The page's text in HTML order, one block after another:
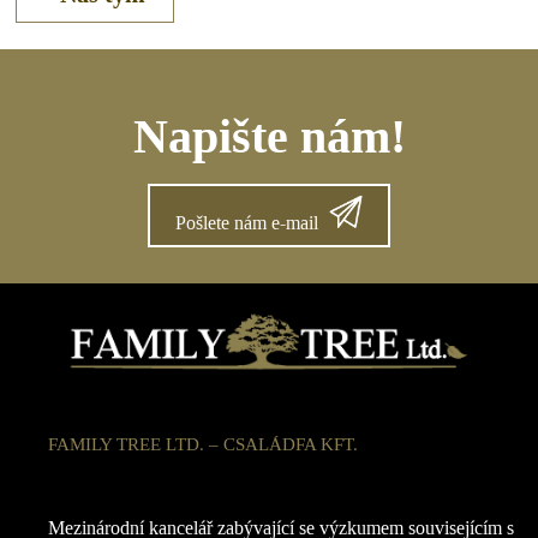
Napište nám!
Pošlete nám e-mail
FAMILY TREE LTD. – CSALÁDFA KFT.
Mezinárodní kancelář zabývající se výzkumem souvisejícím s